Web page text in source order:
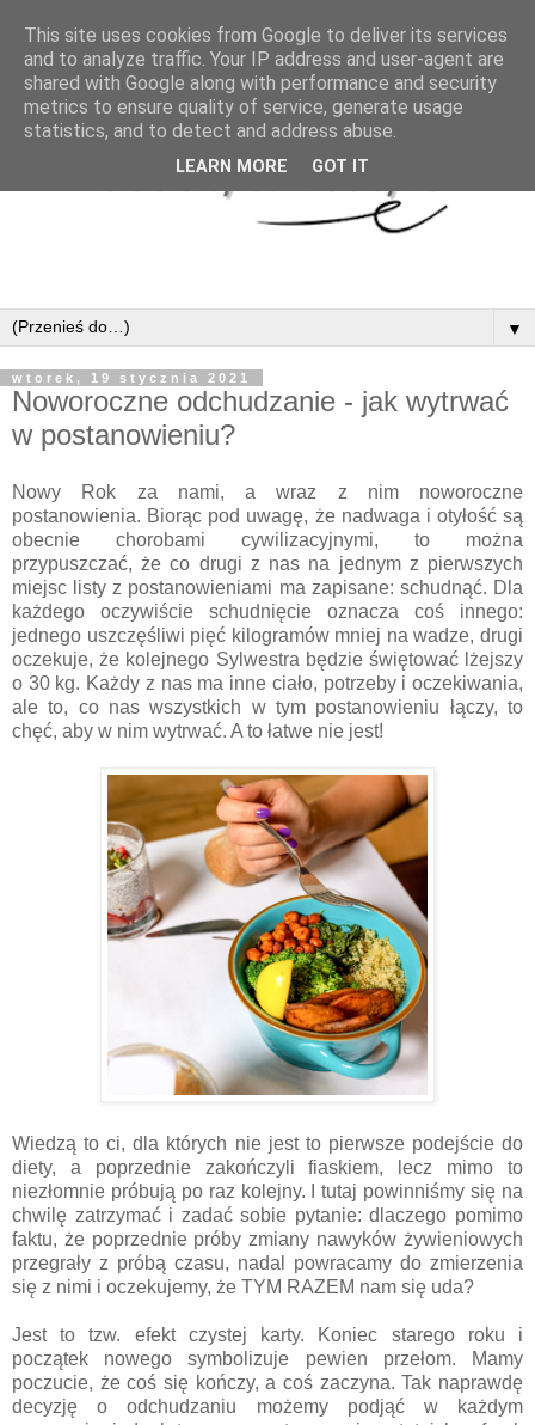
▼
wtorek, 19 stycznia 2021
Noworoczne odchudzanie - jak wytrwać
w postanowieniu?
Nowy Rok za nami, a wraz z nim noworoczne
postanowienia. Biorąc pod uwagę, że nadwaga i otyłość są
obecnie chorobami cywilizacyjnymi, to można
przypuszczać, że co drugi z nas na jednym z pierwszych
miejsc listy z postanowieniami ma zapisane: schudnąć. Dla
każdego oczywiście schudnięcie oznacza coś innego:
jednego uszczęśliwi pięć kilogramów mniej na wadze, drugi
oczekuje, że kolejnego Sylwestra będzie świętować lżejszy
o 30 kg. Każdy z nas ma inne ciało, potrzeby i oczekiwania,
ale to, co nas wszystkich w tym postanowieniu łączy, to
chęć, aby w nim wytrwać. A to łatwe nie jest!
Wiedzą to ci, dla których nie jest to pierwsze podejście do
diety, a poprzednie zakończyli fiaskiem, lecz mimo to
niezłomnie próbują po raz kolejny. I tutaj powinniśmy się na
chwilę zatrzymać i zadać sobie pytanie: dlaczego pomimo
faktu, że poprzednie próby zmiany nawyków żywieniowych
przegrały z próbą czasu, nadal powracamy do zmierzenia
się z nimi i oczekujemy, że TYM RAZEM nam się uda?
Jest to tzw. efekt czystej karty. Koniec starego roku i
początek nowego symbolizuje pewien przełom. Mamy
poczucie, że coś się kończy, a coś zaczyna. Tak naprawdę
decyzję o odchudzaniu możemy podjąć w każdym
This site uses cookies from Google to deliver its services
and to analyze traffic. Your IP address and user-agent are
shared with Google along with performance and security
metrics to ensure quality of service, generate usage
statistics, and to detect and address abuse.
LEARN MORE GOT IT